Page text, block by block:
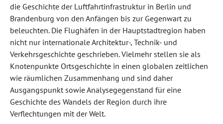
die Geschichte der Luftfahrtinfrastruktur in Berlin und
Brandenburg von den Anfängen bis zur Gegenwart zu
beleuchten. Die Flughäfen in der Hauptstadtregion haben
nicht nur internationale Architektur-, Technik- und
Verkehrsgeschichte geschrieben. Vielmehr stellen sie als
Knotenpunkte Ortsgeschichte in einen globalen zeitlichen
wie räumlichen Zusammenhang und sind daher
Ausgangspunkt sowie Analysegegenstand für eine
Geschichte des Wandels der Region durch ihre
Verflechtungen mit der Welt.